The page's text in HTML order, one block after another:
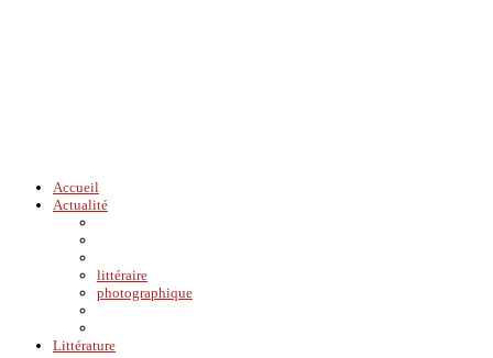
Accueil
Actualité
littéraire
photographique
Littérature